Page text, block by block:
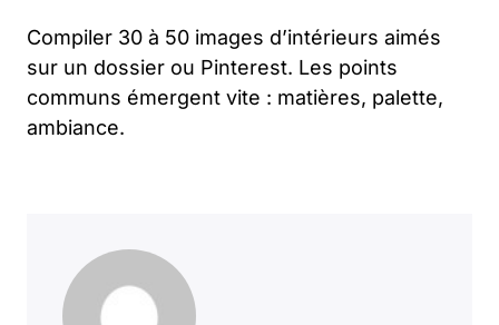
Compiler 30 à 50 images d’intérieurs aimés
sur un dossier ou Pinterest. Les points
communs émergent vite : matières, palette,
ambiance.